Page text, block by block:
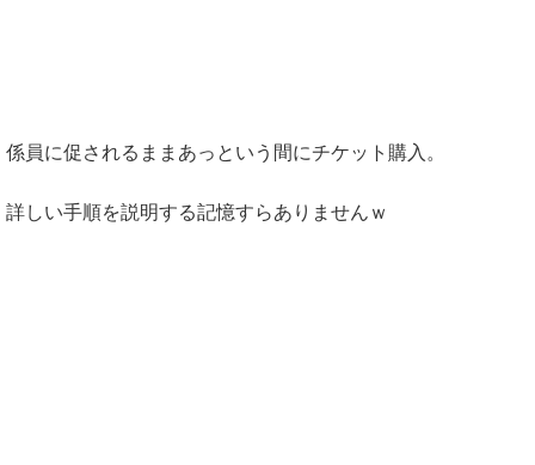
係員に促されるままあっという間にチケット購入。
詳しい手順を説明する記憶すらありませんｗ